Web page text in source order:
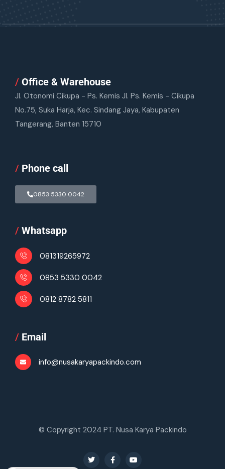
/ Office & Warehouse
Jl. Otonomi Cikupa - Ps. Kemis Jl. Ps. Kemis - Cikupa
No.75, Suka Harja, Kec. Sindang Jaya, Kabupaten
Tangerang, Banten 15710
/ Phone call
0853 5330 0042
/ Whatsapp
081319265972
0853 5330 0042
0812 8782 5811
/ Email
info@nusakaryapackindo.com
© Copyright 2024 PT. Nusa Karya Packindo